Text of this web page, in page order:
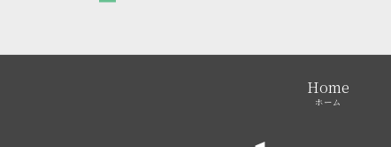
Home
ホーム